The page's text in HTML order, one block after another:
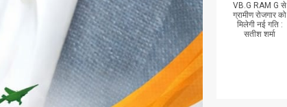
VB.G RAM G से
ग्रामीण रोजगार को
मिलेगी नई गति :
सतीश शर्मा